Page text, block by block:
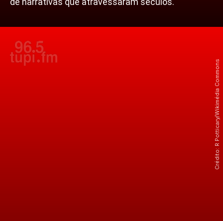
Crédito: R Potticary/Wikimédia Commons